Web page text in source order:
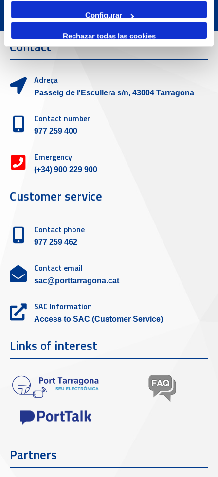
Configurar
Rechazar todas las cookies
Contact
Adreça
Passeig de l'Escullera s/n, 43004 Tarragona
Contact number
977 259 400
Emergency
(+34) 900 229 900
Customer service
Contact phone
977 259 462
Contact email
sac@porttarragona.cat
SAC Information
Access to SAC (Customer Service)
Links of interest
Partners